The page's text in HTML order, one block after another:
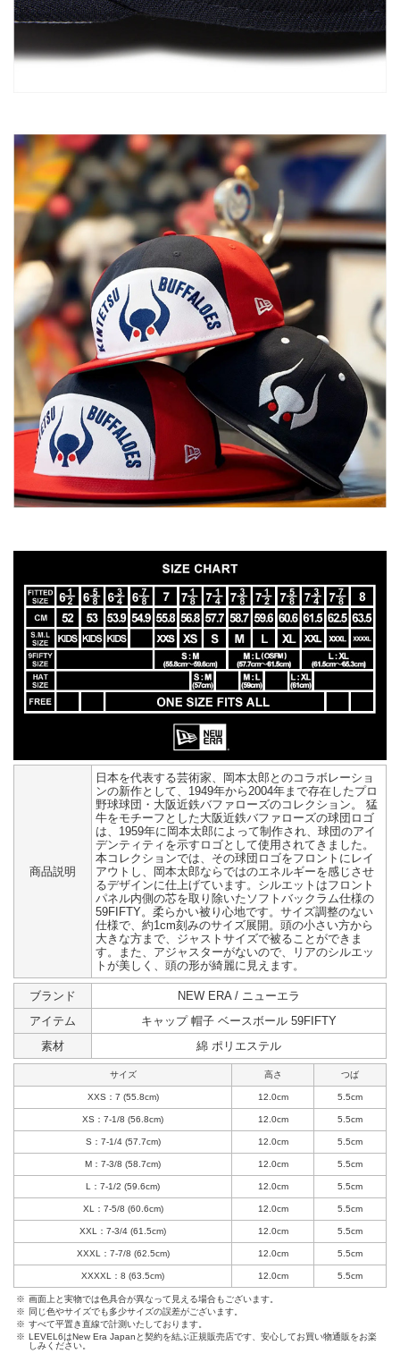
商品説明
日本を代表する芸術家、岡本太郎とのコラボレーショ
ンの新作として、1949年から2004年まで存在したプロ
野球球団・大阪近鉄バファローズのコレクション。 猛
牛をモチーフとした大阪近鉄バファローズの球団ロゴ
は、1959年に岡本太郎によって制作され、球団のアイ
デンティティを示すロゴとして使用されてきました。
本コレクションでは、その球団ロゴをフロントにレイ
アウトし、岡本太郎ならではのエネルギーを感じさせ
るデザインに仕上げています。シルエットはフロント
パネル内側の芯を取り除いたソフトバックラム仕様の
59FIFTY。柔らかい被り心地です。サイズ調整のない
仕様で、約1cm刻みのサイズ展開。頭の小さい方から
大きな方まで、ジャストサイズで被ることができま
す。また、アジャスターがないので、リアのシルエッ
トが美しく、頭の形が綺麗に見えます。
ブランド
NEW ERA / ニューエラ
アイテム
キャップ 帽子 ベースボール 59FIFTY
素材
綿 ポリエステル
サイズ 高さ つば
XXS：7 (55.8cm) 12.0cm 5.5cm
XS：7-1/8 (56.8cm) 12.0cm 5.5cm
S：7-1/4 (57.7cm) 12.0cm 5.5cm
M：7-3/8 (58.7cm) 12.0cm 5.5cm
L：7-1/2 (59.6cm) 12.0cm 5.5cm
XL：7-5/8 (60.6cm) 12.0cm 5.5cm
XXL：7-3/4 (61.5cm) 12.0cm 5.5cm
XXXL：7-7/8 (62.5cm) 12.0cm 5.5cm
XXXXL：8 (63.5cm) 12.0cm 5.5cm
※ 画面上と実物では色具合が異なって見える場合もございます。
※
同じ色やサイズでも多少サイズの誤差がございます。
※ すべて平置き直線で計測いたしております。
※ LEVEL6はNew Era Japanと契約を結ぶ正規販売店です、安心してお買い物通販をお楽
しみください。